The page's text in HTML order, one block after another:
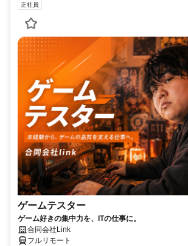
正社員
ゲームテスター
ゲーム好きの集中力を、ITの仕事に。
合同会社Link
フルリモート